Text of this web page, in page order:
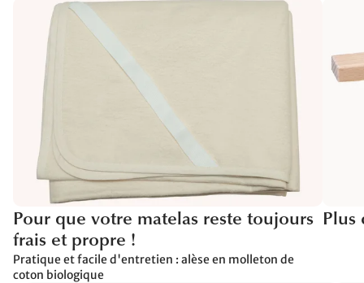
Pour que votre matelas reste toujours
frais et propre !
Pratique et facile d'entretien : alèse en molleton de
coton biologique
Plus